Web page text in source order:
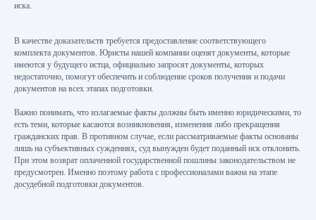
иска.
В качестве доказательств требуется предоставление соответствующего
комплекта документов. Юристы нашей компании оценят документы, которые
имеются у будущего истца, официально запросят документы, которых
недостаточно, помогут обеспечить и соблюдение сроков получения и подачи
документов на всех этапах подготовки.
Важно понимать, что излагаемые факты должны быть именно юридическими, то
есть теми, которые касаются возникновения, изменения либо прекращения
гражданских прав. В противном случае, если рассматриваемые факты основаны
лишь на субъективных суждениях, суд вынужден будет поданный иск отклонить.
При этом возврат оплаченной государственной пошлины законодательством не
предусмотрен. Именно поэтому работа с профессионалами важна на этапе
досудебной подготовки документов.